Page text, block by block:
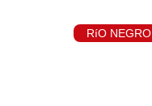
RíO NEGRO